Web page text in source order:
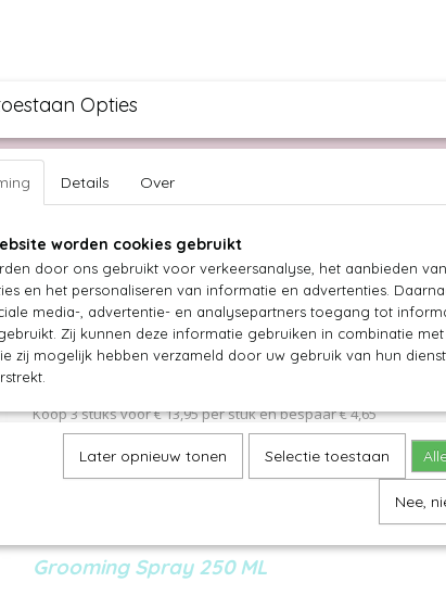
knippen
SECRET OUTLET LUXURY GOLD
Artistique Male CO. Grooming Spray
€ 15,50 (inclusief btw 21%)
Koop 3 stuks voor € 13,95 per stuk en bespaar € 4,65
Specificaties
8715563126037
8715563126037
Grooming Spray 250 ML
Opties
Details Over
worden cookies gebruikt
door ons gebruikt voor verkeersanalyse, het aanbieden
en het personaliseren van informatie en advertenties.
media-, advertentie- en analysepartners toegang tot
Zij kunnen deze informatie gebruiken in combinatie
zij mogelijk hebben verzameld door uw gebruik van hun
Later opnieuw tonen Selectie toestaan
Nee,